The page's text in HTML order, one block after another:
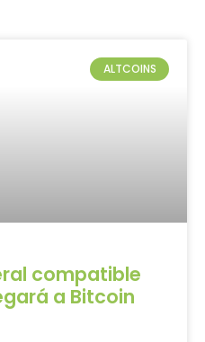
ALTCOINS
compatible
a Bitcoin